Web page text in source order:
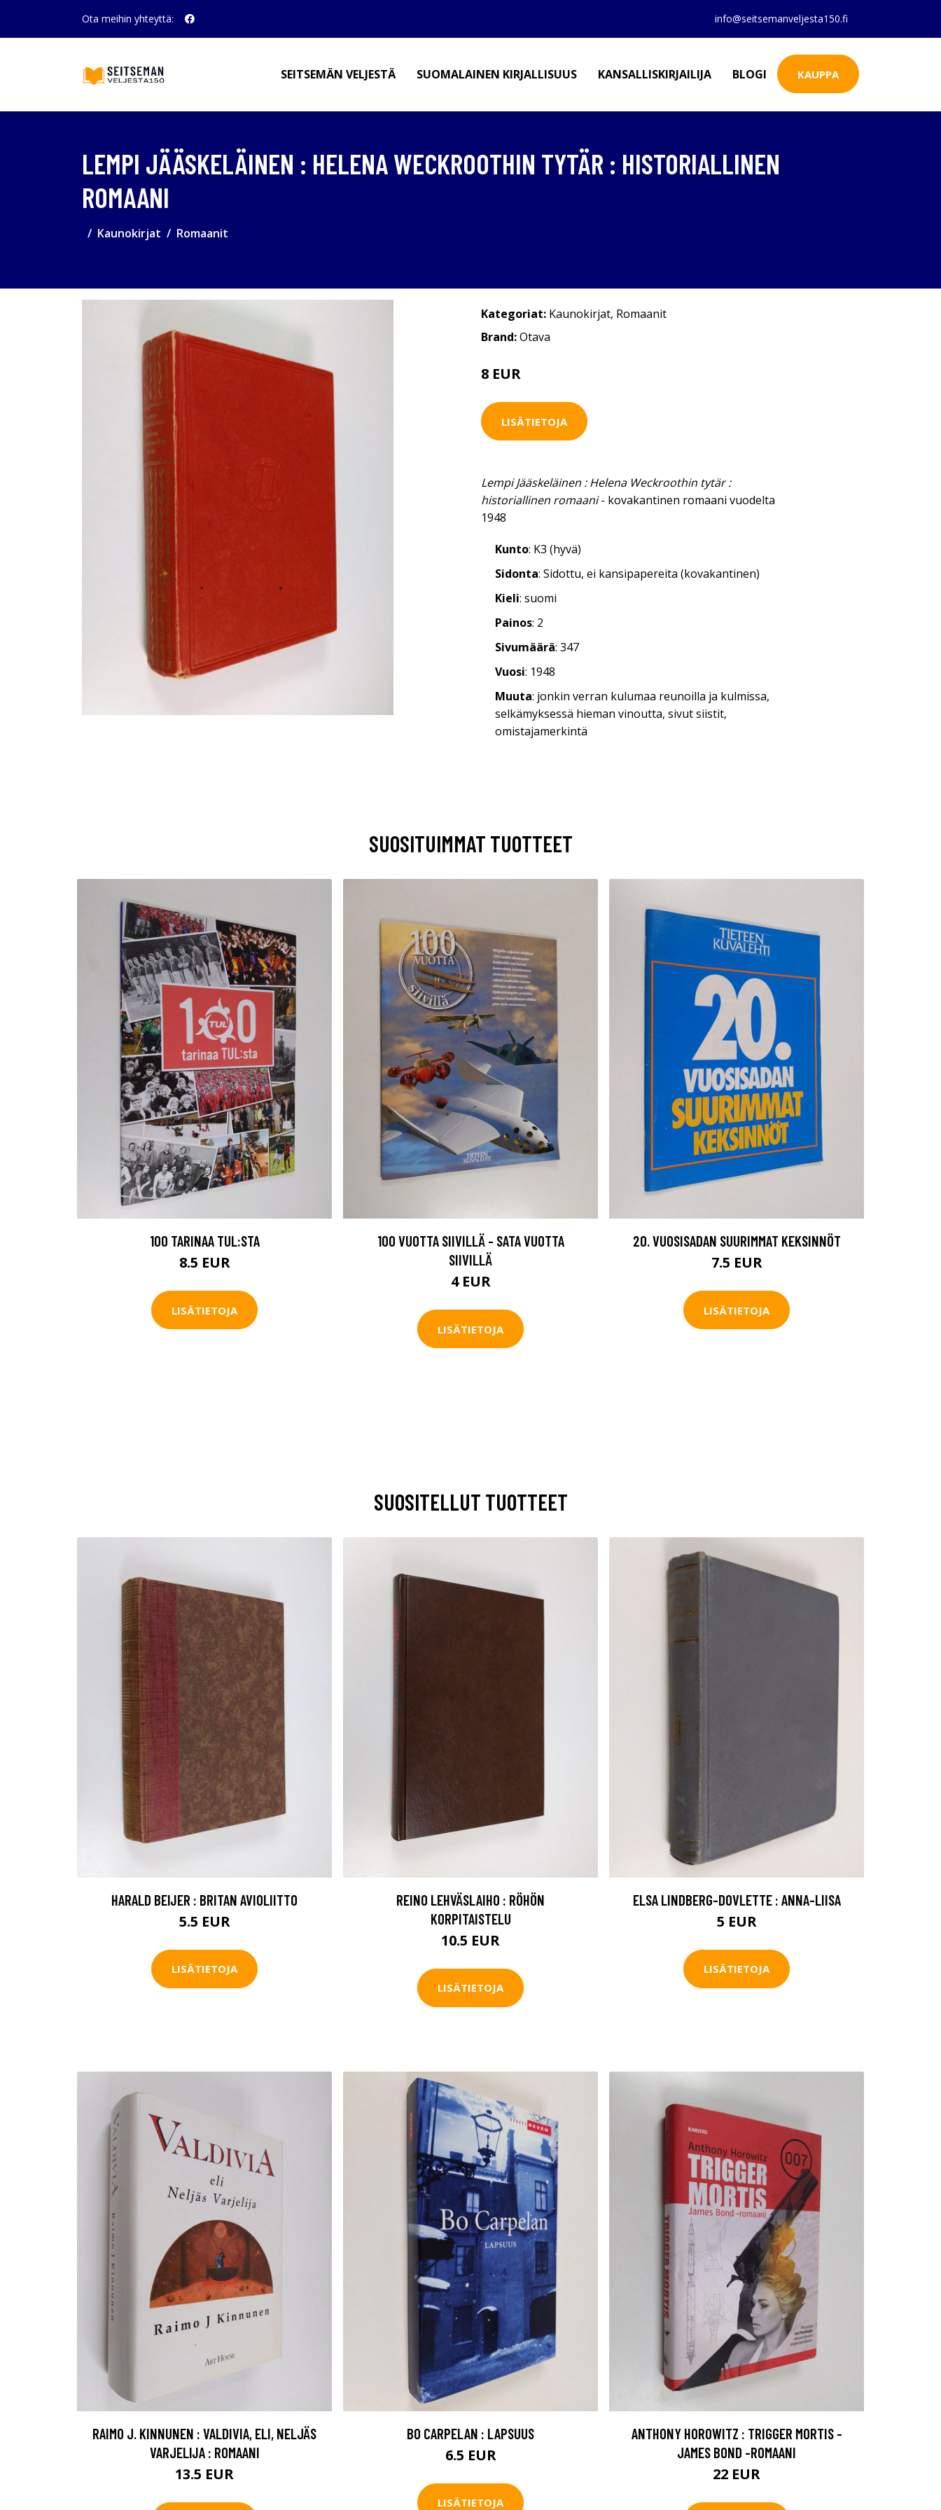
Ota meihin yhteyttä: info@seitsemanveljesta150.fi
SEITSEMÄN VELJESTÄ SUOMALAINEN KIRJALLISUUS KANSALLISKIRJAILIJA BLOGI KAUPPA
LEMPI JÄÄSKELÄINEN : HELENA WECKROOTHIN TYTÄR : HISTORIALLINEN
ROMAANI
Kaunokirjat Romaanit
Kategoriat: Kaunokirjat, Romaanit
Brand:Otava
8 EUR
LISÄTIETOJA
Lempi Jääskeläinen : Helena Weckroothin tytär :
historiallinen romaani- kovakantinen romaani vuodelta
1948
Kunto: K3 (hyvä)
Sidonta: Sidottu, ei kansipapereita (kovakantinen)
Kieli: suomi
Painos: 2
Sivumäärä: 347
Vuosi: 1948
Muuta: jonkin verran kulumaa reunoilla ja kulmissa,
selkämyksessä hieman vinoutta, sivut siistit,
omistajamerkintä
SUOSITUIMMAT TUOTTEET
100 TARINAA TUL:STA
8.5 EUR
LISÄTIETOJA
100 VUOTTA SIIVILLÄ - SATA VUOTTA
SIIVILLÄ
4 EUR
LISÄTIETOJA
20. VUOSISADAN SUURIMMAT KEKSINNÖT
7.5 EUR
LISÄTIETOJA
SUOSITELLUT TUOTTEET
HARALD BEIJER : BRITAN AVIOLIITTO
5.5 EUR
LISÄTIETOJA
REINO LEHVÄSLAIHO : RÖHÖN
KORPITAISTELU
10.5 EUR
LISÄTIETOJA
ELSA LINDBERG-DOVLETTE : ANNA-LIISA
5 EUR
LISÄTIETOJA
RAIMO J. KINNUNEN : VALDIVIA, ELI, NELJÄS
VARJELIJA : ROMAANI
13.5 EUR
BO CARPELAN : LAPSUUS
6.5 EUR
LISÄTIETOJA
ANTHONY HOROWITZ : TRIGGER MORTIS -
JAMES BOND -ROMAANI
22 EUR